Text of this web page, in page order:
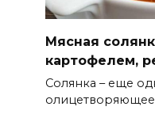
Мясная
картофелем,
Солянка – еще